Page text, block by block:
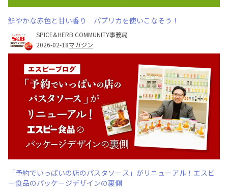
鮮やかな赤色と甘い香り パプリカを使いこなそう！
SPICE&HERB COMMUNITY事務局
2026-02-18マガジン
「予約でいっぱいの店のパスタソース」がリニューアル！エスビ
ー食品のパッケージデザインの裏側